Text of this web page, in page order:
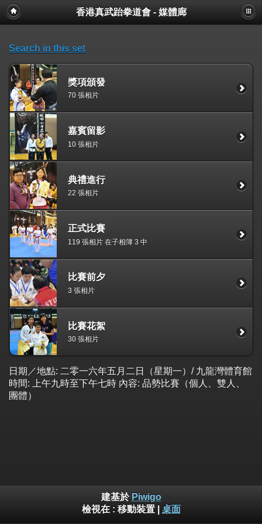
香港真武跆拳道會 - 媒體廊
Search in this set
獎項頒發
70 張相片
嘉賓留影
10 張相片
典禮進行
22 張相片
正式比賽
119 張相片 在子相簿 3 中
比賽前夕
3 張相片
比賽花絮
30 張相片
日期／地點: 二零一六年五月二日（星期一）/ 九龍灣體育館
時間: 上午九時至下午七時 內容: 品勢比賽（個人、雙人、
團體）
建基於 Piwigo
檢視在 : 移動裝置| 桌面